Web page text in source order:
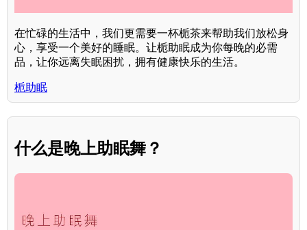
在忙碌的生活中，我们更需要一杯栀茶来帮助我们放松身
心，享受一个美好的睡眠。让栀助眠成为你每晚的必需
品，让你远离失眠困扰，拥有健康快乐的生活。
栀助眠
什么是晚上助眠舞？